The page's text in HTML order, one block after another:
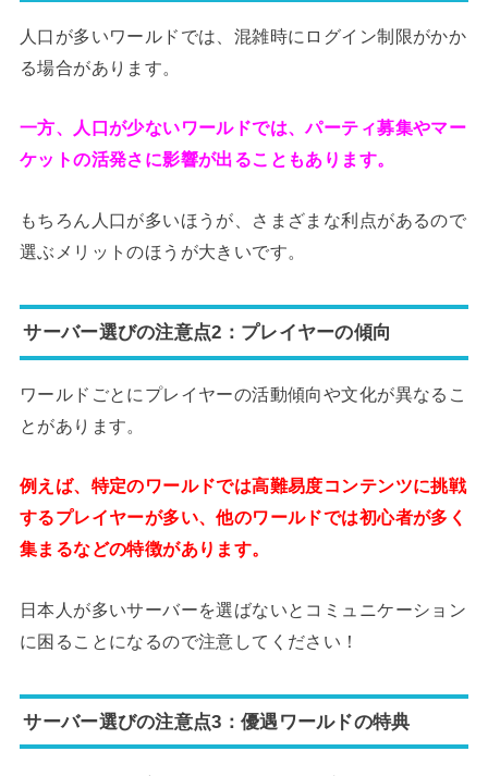
人口が多いワールドでは、混雑時にログイン制限がかか
る場合があります。
一方、人口が少ないワールドでは、パーティ募集やマー
ケットの活発さに影響が出ることもあります。
もちろん人口が多いほうが、さまざまな利点があるので
選ぶメリットのほうが大きいです。
サーバー選びの注意点2：プレイヤーの傾向
ワールドごとにプレイヤーの活動傾向や文化が異なるこ
とがあります。
例えば、特定のワールドでは高難易度コンテンツに挑戦
するプレイヤーが多い、他のワールドでは初心者が多く
集まるなどの特徴があります。
日本人が多いサーバーを選ばないとコミュニケーション
に困ることになるので注意してください！
サーバー選びの注意点3：優遇ワールドの特典